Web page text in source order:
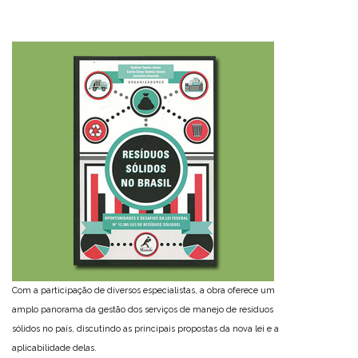
Com a participação de diversos especialistas, a obra oferece um
amplo panorama da gestão dos serviços de manejo de resíduos
sólidos no país, discutindo as principais propostas da nova lei e a
aplicabilidade delas.